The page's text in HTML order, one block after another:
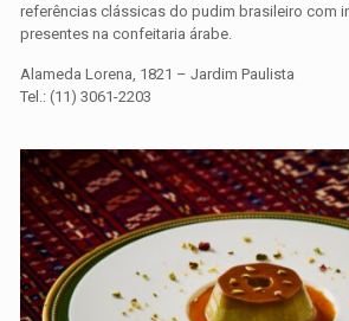
referências clássicas do pudim brasileiro com
presentes na confeitaria árabe.
Alameda Lorena, 1821 – Jardim Paulista
Tel.: (11) 3061-2203